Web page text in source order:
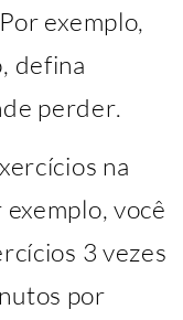
exemplo,
defina
perder.
na
você
3 vezes
por